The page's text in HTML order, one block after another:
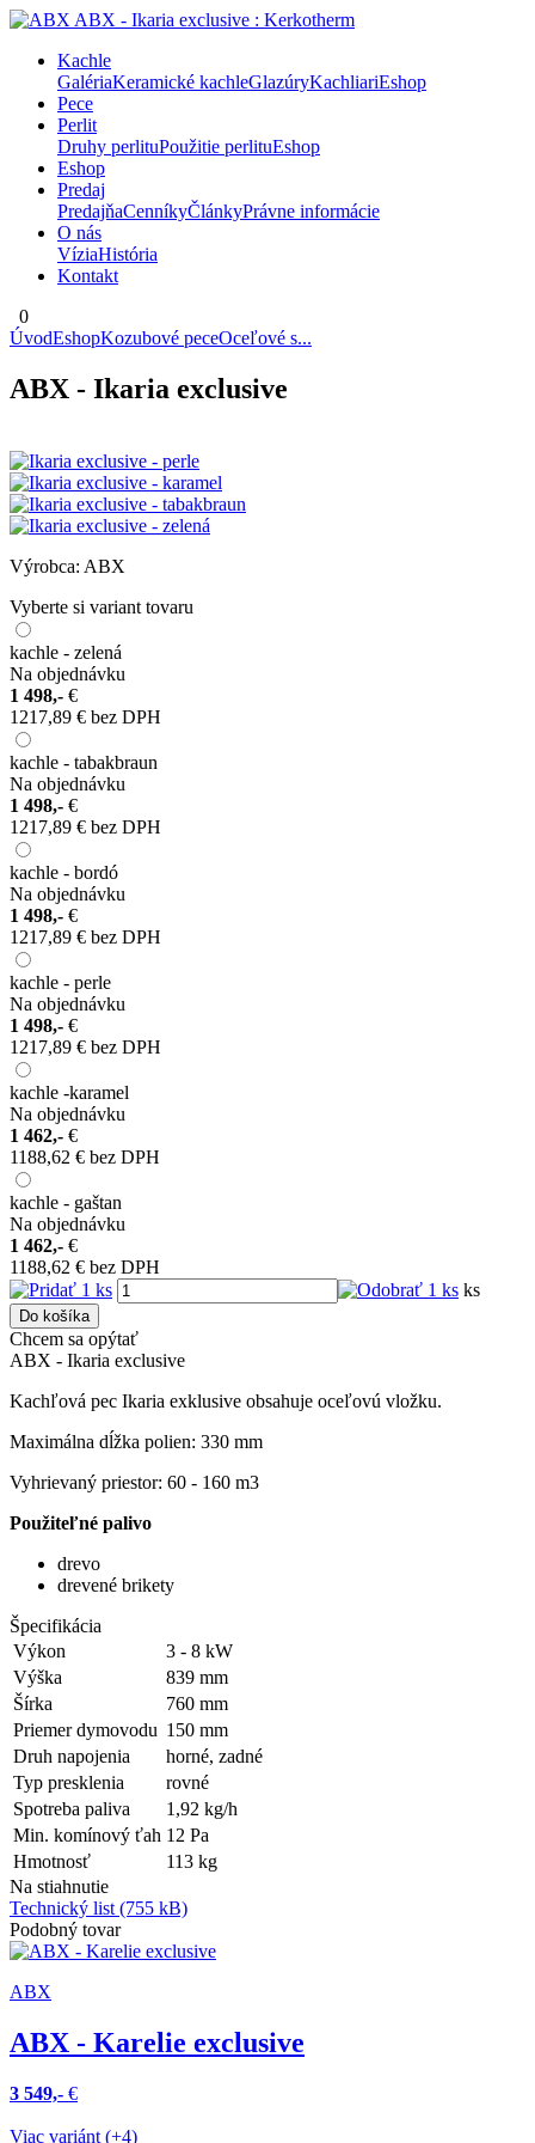
Kachle
GalériaKeramické kachleGlazúryKachliariEshop
Pece
Perlit
Druhy perlituPoužitie perlituEshop
Eshop
Predaj
PredajňaCenníkyČlánkyPrávne informácie
O nás
VíziaHistória
Kontakt
0
ÚvodEshopKozubové peceOceľové s...
ABX - Ikaria exclusive
Výrobca: ABX
Vyberte si variant tovaru
kachle - zelená
Na objednávku
1 498,- €
1217,89 € bez DPH
kachle - tabakbraun
Na objednávku
1 498,- €
1217,89 € bez DPH
kachle - bordó
Na objednávku
1 498,- €
1217,89 € bez DPH
kachle - perle
Na objednávku
1 498,- €
1217,89 € bez DPH
kachle -karamel
Na objednávku
1 462,- €
1188,62 € bez DPH
kachle - gaštan
Na objednávku
1 462,- €
1188,62 € bez DPH
ks
Do košíka
Chcem sa opýtať
ABX - Ikaria exclusive
Kachľová pec Ikaria exklusive obsahuje oceľovú vložku.
Maximálna dĺžka polien: 330 mm
Vyhrievaný priestor: 60 - 160 m3
Použiteľné palivo
drevo
drevené brikety
Špecifikácia
Výkon
3 - 8 kW
Výška
839 mm
Šírka
760 mm
Priemer dymovodu 150 mm
Druh napojenia
horné, zadné
Typ presklenia
rovné
Spotreba paliva
1,92 kg/h
Min. komínový ťah 12 Pa
Hmotnosť
113 kg
Na stiahnutie
Technický list (755 kB)
Podobný tovar
ABX
ABX - Karelie exclusive
3 549,- €
Viac variánt (+4)